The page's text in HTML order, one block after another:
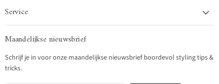
Service
Maandelijkse nieuwsbrief
Schrijf je in voor onze maandelijkse nieuwsbrief boordevol styling tips &
tricks.